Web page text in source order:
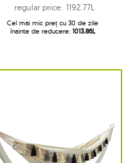
regular price: 1192.77L
Cel mai mic preț cu 30 de zile
înainte de reducere: 1013.86L